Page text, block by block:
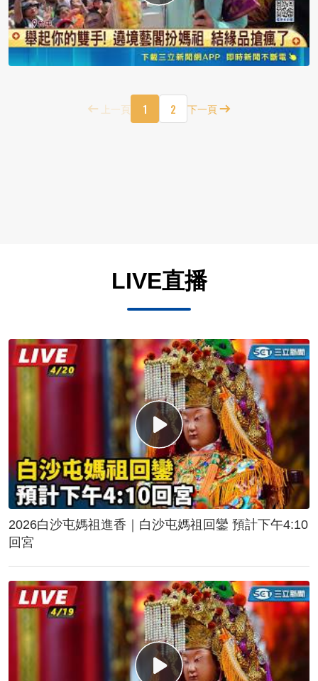
上一頁 1 2 下一頁
LIVE直播
2026白沙屯媽祖進香｜白沙屯媽祖回鑾 預計下午4:10
回宮